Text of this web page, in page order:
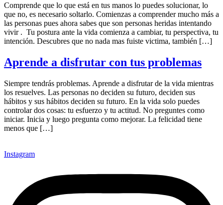
Comprende que lo que está en tus manos lo puedes solucionar, lo
que no, es necesario soltarlo. Comienzas a comprender mucho más a
las personas pues ahora sabes que son personas heridas intentando
vivir . Tu postura ante la vida comienza a cambiar, tu perspectiva, tu
intención. Descubres que no nada mas fuiste victima, también […]
Aprende a disfrutar con tus problemas
Siempre tendrás problemas. Aprende a disfrutar de la vida mientras
los resuelves. Las personas no deciden su futuro, deciden sus
hábitos y sus hábitos deciden su futuro. En la vida solo puedes
controlar dos cosas: tu esfuerzo y tu actitud. No preguntes como
iniciar. Inicia y luego pregunta como mejorar. La felicidad tiene
menos que […]
Instagram